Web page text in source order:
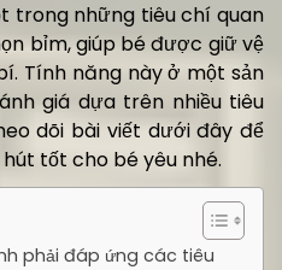
trong những tiêu chí quan
bỉm, giúp bé được giữ vệ
Tính năng này ở một sản
giá dựa trên nhiều tiêu
dõi bài viết dưới đây để
tốt cho bé yêu nhé.
phải đáp ứng các tiêu